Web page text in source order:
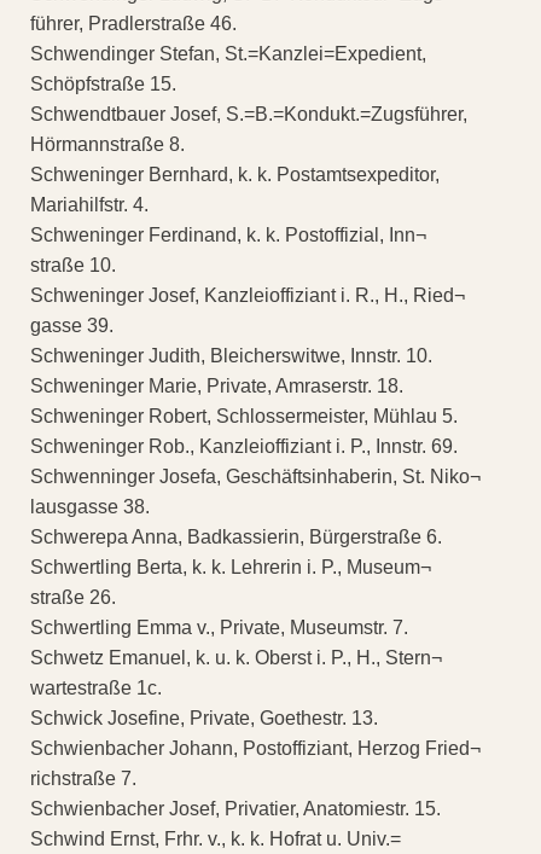
führer, Pradlerstraße 46.
Schwendinger Stefan, St.=Kanzlei=Expedient,
Schöpfstraße 15.
Schwendtbauer Josef, S.=B.=Kondukt.=Zugsführer,
Hörmannstraße 8.
Schweninger Bernhard, k. k. Postamtsexpeditor,
Mariahilfstr. 4.
Schweninger Ferdinand, k. k. Postoffizial, Inn¬
straße 10.
Schweninger Josef, Kanzleioffiziant i. R., H., Ried¬
gasse 39.
Schweninger Judith, Bleicherswitwe, Innstr. 10.
Schweninger Marie, Private, Amraserstr. 18.
Schweninger Robert, Schlossermeister, Mühlau 5.
Schweninger Rob., Kanzleioffiziant i. P., Innstr. 69.
Schwenninger Josefa, Geschäftsinhaberin, St. Niko¬
lausgasse 38.
Schwerepa Anna, Badkassierin, Bürgerstraße 6.
Schwertling Berta, k. k. Lehrerin i. P., Museum¬
straße 26.
Schwertling Emma v., Private, Museumstr. 7.
Schwetz Emanuel, k. u. k. Oberst i. P., H., Stern¬
wartestraße 1c.
Schwick Josefine, Private, Goethestr. 13.
Schwienbacher Johann, Postoffiziant, Herzog Fried¬
richstraße 7.
Schwienbacher Josef, Privatier, Anatomiestr. 15.
Schwind Ernst, Frhr. v., k. k. Hofrat u. Univ.=